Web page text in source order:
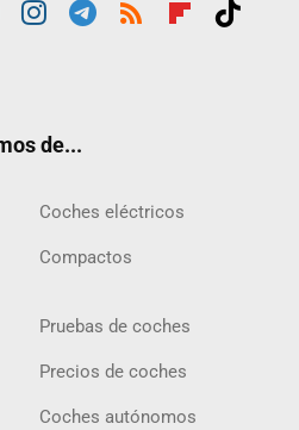
de...
Coches eléctricos
Compactos
Pruebas de coches
Precios de coches
Coches autónomos